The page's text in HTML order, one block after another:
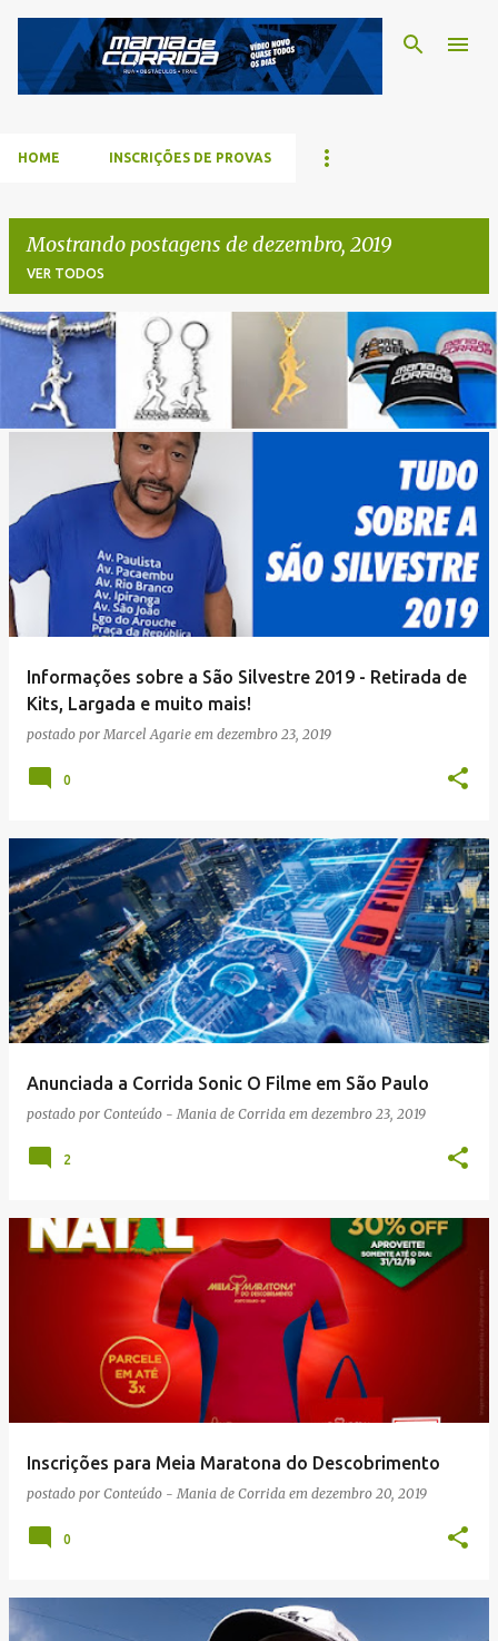
Pular para o conteúdo
HOME INSCRIÇÕES DE PROVAS
Mostrando postagens de dezembro, 2019
VER TODOS
t
e
n
s
Informações sobre a São Silvestre 2019 - Retirada de
Kits, Largada e muito mais!
postado porMarcel Agarie em dezembro 23, 2019
0
Anunciada a Corrida Sonic O Filme em São Paulo
postado por Conteúdo - Mania de Corrida em dezembro 23, 2019
2
Inscrições para Meia Maratona do Descobrimento
postado por Conteúdo - Mania de Corrida em dezembro 20, 2019
0